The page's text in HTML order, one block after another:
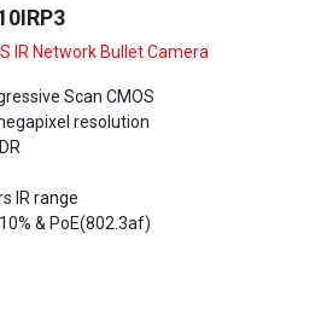
IR Network Bullet Camera
Scan CMOS
IR range
& PoE(802.3af)